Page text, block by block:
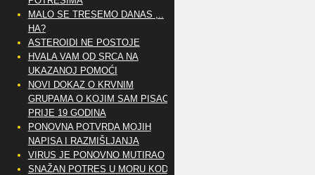
MALO SE TRESEMO DANAS ,..
HA?
ASTEROIDI NE POSTOJE
HVALA VAM OD SRCA NA
UKAZANOJ POMOĆI
NOVI DOKAZ O KRVNIM
GRUPAMA O KOJIM SAM PISAO
PRIJE 19 GODINA
PONOVNA POTVRDA MOJIH
NAPISA I RAZMIŠLJANJA
VIRUS JE PONOVNO MUTIRAO
SNAŽAN POTRES U MORU KOD